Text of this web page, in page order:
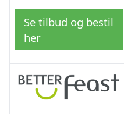
Se tilbud og bestil
her